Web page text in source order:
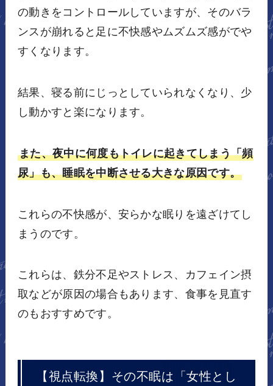
の動きをコントロールしていますが、そのバラ
ンスが崩れると足に不快感やムズムズ感がでや
すくなります。
結果、寝る前にじっとしていられなくなり、少
し動かすと楽になります。
また、夜中に何度もトイレに起きてしまう「頻
尿」も、睡眠を中断させる大きな原因です。
これらの不快感が、安らかな眠りを遠ざけてし
まうのです。
これらは、鉄分不足やストレス、カフェイン摂
取などが原因の場合もあります、食事を見直す
のもおすすめです。
【視点転換】その不眠は「女性とし